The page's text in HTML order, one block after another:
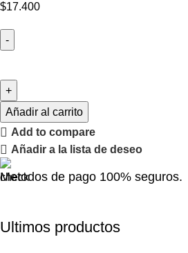
$17.400
Añadir al carrito
Add to compare
Añadir a la lista de deseo
Metodos de pago 100% seguros.
Ultimos productos